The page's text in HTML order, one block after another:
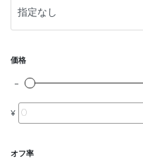
価格
¥
オフ率